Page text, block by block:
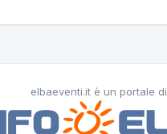
elbaeventi.it è un portale di